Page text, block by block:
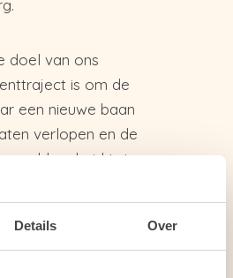
Details Over
doel van ons
is om de
een nieuwe baan
verlopen en de
werkloosheid tot
contact met